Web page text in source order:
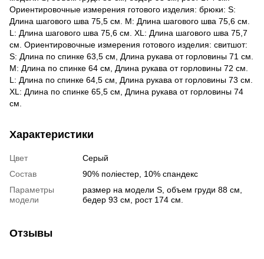
Ориентировочные измерения готового изделия: брюки: S:
Длина шагового шва 75,5 см. M: Длина шагового шва 75,6 см.
L: Длина шагового шва 75,6 см. XL: Длина шагового шва 75,7
см. Ориентировочные измерения готового изделия: свитшот:
S: Длина по спинке 63,5 см, Длина рукава от горловины 71 см.
M: Длина по спинке 64 см, Длина рукава от горловины 72 см.
L: Длина по спинке 64,5 см, Длина рукава от горловины 73 см.
XL: Длина по спинке 65,5 см, Длина рукава от горловины 74
см.
Характеристики
Цвет
Серый
Состав
90% поліестер, 10% спандекс
Параметры
модели
размер на модели S, объем груди 88 см,
бедер 93 см, рост 174 см.
Отзывы